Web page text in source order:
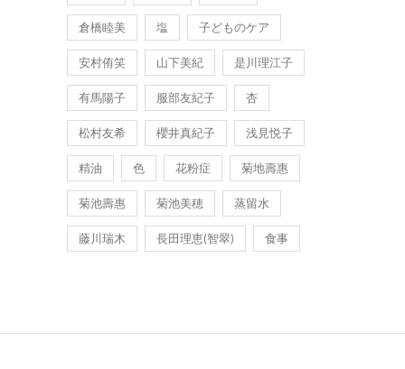
倉橋睦美 塩 子どものケア
安村侑笑 山下美紀 是川理江子
有馬陽子 服部友紀子 杏
松村友希 櫻井真紀子 浅見悦子
精油 色 花粉症 菊地壽惠
菊池壽惠 菊池美穂 蒸留水
藤川瑞木 長田理恵(智翠) 食事